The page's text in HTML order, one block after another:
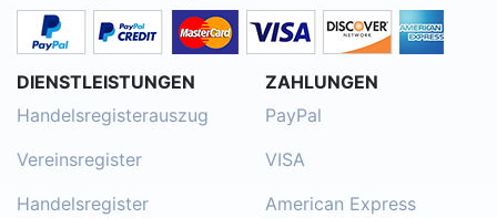
DIENSTLEISTUNGEN
Handelsregisterauszug
Vereinsregister
Handelsregister
ZAHLUNGEN
PayPal
VISA
American Express